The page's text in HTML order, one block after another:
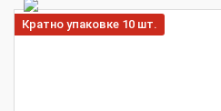
Кратно упаковке 10 шт.